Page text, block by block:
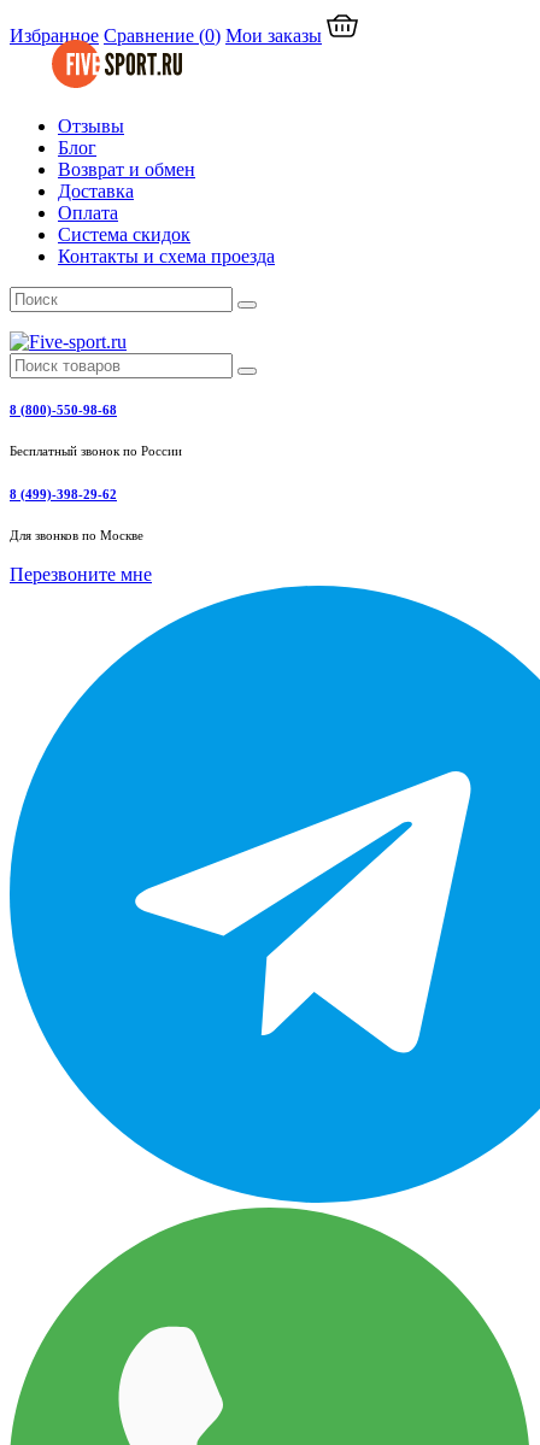
Избранное Сравнение (0) Мои заказы
Отзывы
Блог
Возврат и обмен
Доставка
Оплата
Система скидок
Контакты и схема проезда
8 (800)-550-98-68
Бесплатный звонок по России
8 (499)-398-29-62
Для звонков по Москве
Перезвоните мне